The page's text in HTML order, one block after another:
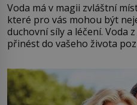
Voda má v magii zvláštní
které pro vás mohou být
duchovní síly a léčení. Voda
přinést do vašeho života
můžete obohatit své rituály
větší harmonii a klid. Je